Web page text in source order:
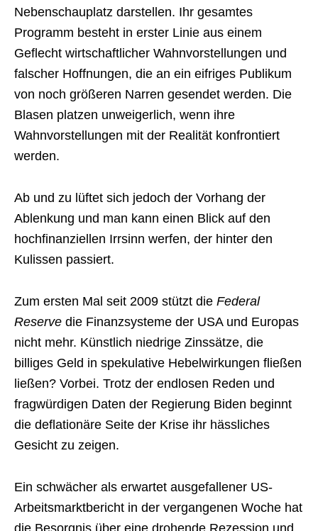
Nebenschauplatz darstellen. Ihr gesamtes
Programm besteht in erster Linie aus einem
Geflecht wirtschaftlicher Wahnvorstellungen und
falscher Hoffnungen, die an ein eifriges Publikum
von noch größeren Narren gesendet werden. Die
Blasen platzen unweigerlich, wenn ihre
Wahnvorstellungen mit der Realität konfrontiert
werden.
Ab und zu lüftet sich jedoch der Vorhang der
Ablenkung und man kann einen Blick auf den
hochfinanziellen Irrsinn werfen, der hinter den
Kulissen passiert.
Zum ersten Mal seit 2009 stützt die Federal
Reserve die Finanzsysteme der USA und Europas
nicht mehr. Künstlich niedrige Zinssätze, die
billiges Geld in spekulative Hebelwirkungen fließen
ließen? Vorbei. Trotz der endlosen Reden und
fragwürdigen Daten der Regierung Biden beginnt
die deflationäre Seite der Krise ihr hässliches
Gesicht zu zeigen.
Ein schwächer als erwartet ausgefallener US-
Arbeitsmarktbericht in der vergangenen Woche hat
die Besorgnis über eine drohende Rezession und